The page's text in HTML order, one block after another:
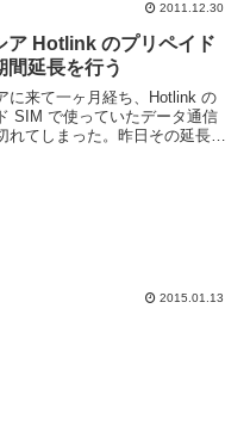
2011.12.30
ア Hotlink のプリペイド
間延長を行う
に来て一ヶ月経ち、Hotlink の
SIM で使っていたデータ通信
れてしまった。昨日その延長の
2015.01.13